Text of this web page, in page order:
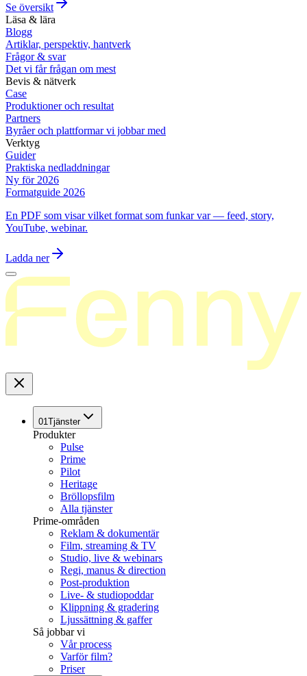
Se översikt
Läsa & lära
Blogg
Artiklar, perspektiv, hantverk
Frågor & svar
Det vi får frågan om mest
Bevis & nätverk
Case
Produktioner och resultat
Partners
Byråer och plattformar vi jobbar med
Verktyg
Guider
Praktiska nedladdningar
Ny för 2026
Formatguide 2026
En PDF som visar vilket format som funkar var — feed, story,
YouTube, webinar.
Ladda ner
01Tjänster
Produkter
Pulse
Prime
Pilot
Heritage
Bröllopsfilm
Alla tjänster
Prime-områden
Reklam & dokumentär
Film, streaming & TV
Studio, live & webinars
Regi, manus & direction
Post-produktion
Live- & studiopoddar
Klippning & gradering
Ljussättning & gaffer
Så jobbar vi
Vår process
Varför film?
Priser